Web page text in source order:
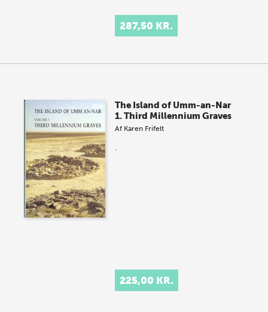
287,50 KR.
The Island of Umm-an-Nar
1. Third Millennium Graves
Af Karen Frifelt
.
225,00 KR.